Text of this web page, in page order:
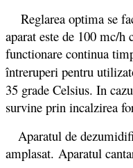
Reglarea optima se
aparat este de 100 mc/
functionare continua
întreruperi pentru
35 grade Celsius. In
survine prin incalzirea
Aparatul de
amplasat. Aparatul